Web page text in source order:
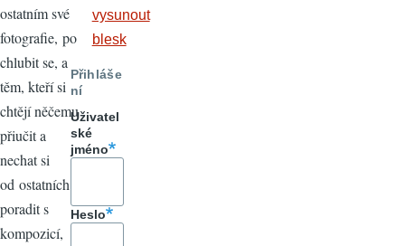
ostatním své
fotografie, po
chlubit se, a
těm, kteří si
chtějí něčemu
přiučit a
nechat si
od ostatních
poradit s
kompozicí,
vysunout
blesk
Přihláše
ní
Uživatel
ské
jméno
Heslo